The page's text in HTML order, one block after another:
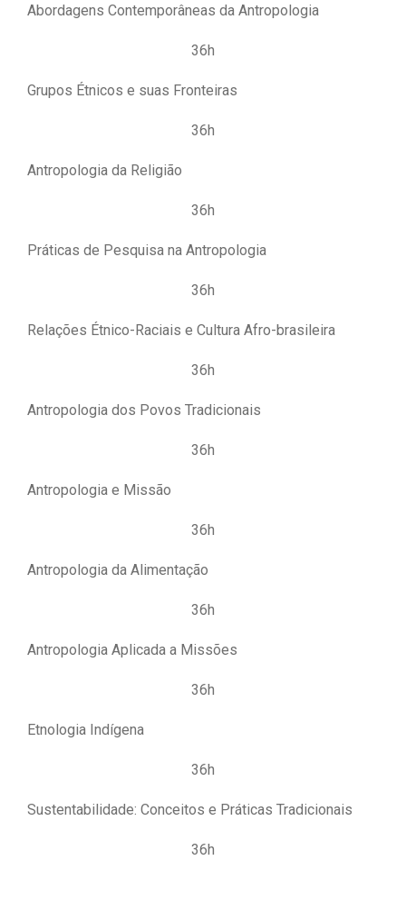
Abordagens Contemporâneas da Antropologia
36h
Grupos Étnicos e suas Fronteiras
36h
Antropologia da Religião
36h
Práticas de Pesquisa na Antropologia
36h
Relações Étnico-Raciais e Cultura Afro-brasileira
36h
Antropologia dos Povos Tradicionais
36h
Antropologia e Missão
36h
Antropologia da Alimentação
36h
Antropologia Aplicada a Missões
36h
Etnologia Indígena
36h
Sustentabilidade: Conceitos e Práticas Tradicionais
36h